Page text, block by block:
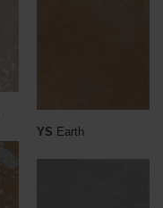
YS Earth